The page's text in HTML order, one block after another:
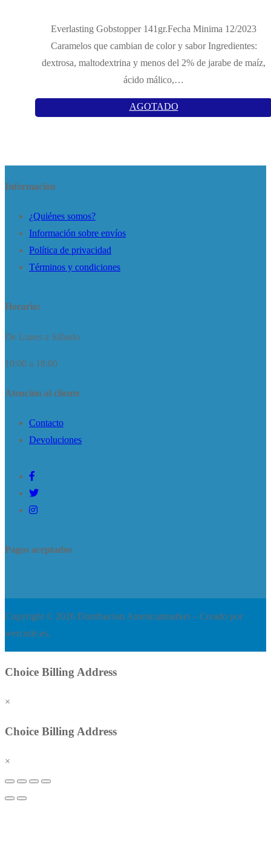
Everlasting Gobstopper 141gr.Fecha Minima 12/2023
Caramelos que cambian de color y sabor Ingredientes:
dextrosa, maltodextrina y menos del 2% de jarabe de maíz,
ácido málico,…
AGOTADO
Información
¿Quiénes somos?
Información sobre envíos
Política de privacidad
Términos y condiciones
Horario:
De Lunes a Sábado
10:00 a 18:00
Atención al cliente
Contacto
Devoluciones
Pagos aceptados
Copyright © 2026 Distribucion Americanmarket – Creado por
wercode.es.
Choice Billing Address
×
Choice Billing Address
×